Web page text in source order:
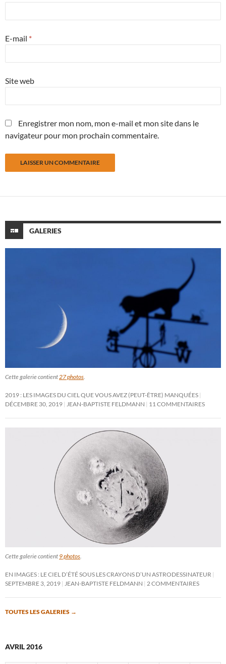
E-mail *
Site web
Enregistrer mon nom, mon e-mail et mon site dans le
navigateur pour mon prochain commentaire.
GALERIES
Cette galerie contient27 photos.
2019 : LES IMAGES DU CIEL QUE VOUS AVEZ (PEUT-ÊTRE) MANQUÉES
DÉCEMBRE 30, 2019 JEAN-BAPTISTE FELDMANN 11 COMMENTAIRES
Cette galerie contient 9 photos.
EN IMAGES : LE CIEL D’ÉTÉ SOUS LES CRAYONS D’UN ASTRODESSINATEUR
SEPTEMBRE 3, 2019 JEAN-BAPTISTE FELDMANN 2 COMMENTAIRES
TOUTES LES GALERIES →
AVRIL 2016